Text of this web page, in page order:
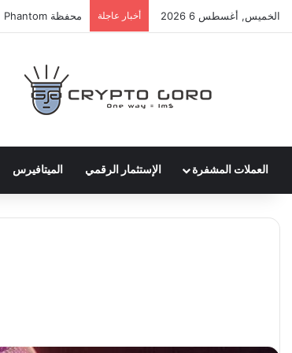
الخميس, أغسطس 6 2026 أخبار عاجلة عملة WLTH
العملات المشفرة الإستثمار الرقمي الميتافيرس